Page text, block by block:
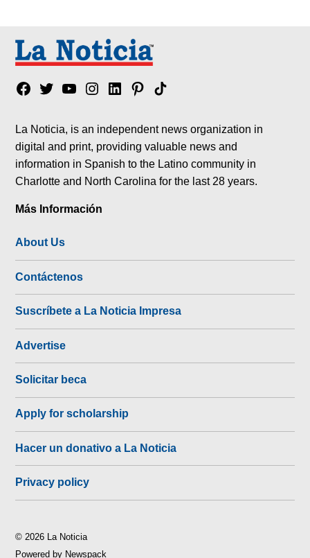
Facebook
TwitterYouTubeInstagram
LinkedinPinterest
Tik
La Noticia, is an independent news organization in
digital and print, providing valuable news and
information in Spanish to the Latino community in
Charlotte and North Carolina for the last 28 years.
Más Información
About Us
Contáctenos
Suscríbete a La Noticia Impresa
Advertise
Solicitar beca
Apply for scholarship
Hacer un donativo a La Noticia
Privacy policy
© 2026 La Noticia
Powered by Newspack